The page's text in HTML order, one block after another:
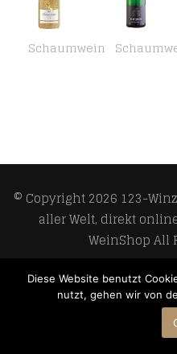
Schaumwein
© Copyright 2026 123-
aller Welt, direkt
WeinShopAll
Develop and
Diese Website benutzt
nutzt, gehen wir von